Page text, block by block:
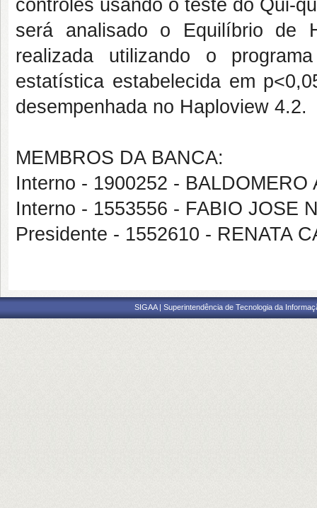
controles usando o teste do Qui-
será analisado o Equilíbrio de
realizada utilizando o
estatística estabelecida em
desempenhada no Haploview 4.2.
MEMBROS DA BANCA:
Interno - 1900252 - BALDOMERO
Interno - 1553556 - FABIO JOSE
Presidente - 1552610 - RENATA
SIGAA | Superintendência de Tecnologia da